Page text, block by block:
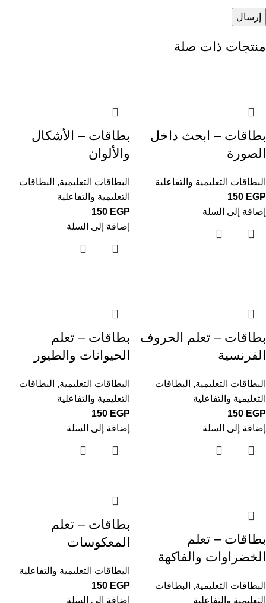
منتجات ذات صلة
بطاقات – ابحث داخل
الصورة
البطاقات التعليمية والتفاعلية
150 EGP
إضافة إلى السلة
بطاقات – الأشكال
والألوان
البطاقات التعليمية, البطاقات
التعليمية والتفاعلية
150 EGP
إضافة إلى السلة
بطاقات – تعلم الحروف
الفرنسية
البطاقات التعليمية, البطاقات
التعليمية والتفاعلية
150 EGP
إضافة إلى السلة
بطاقات – تعلم
الحيوانات والطيور
البطاقات التعليمية, البطاقات
التعليمية والتفاعلية
150 EGP
إضافة إلى السلة
بطاقات – تعلم
الخضراوات والفاكهة
البطاقات التعليمية, البطاقات
التعليمية والتفاعلية
بطاقات – تعلم
المعكوسات
البطاقات التعليمية والتفاعلية
150 EGP
إضافة إلى السلة